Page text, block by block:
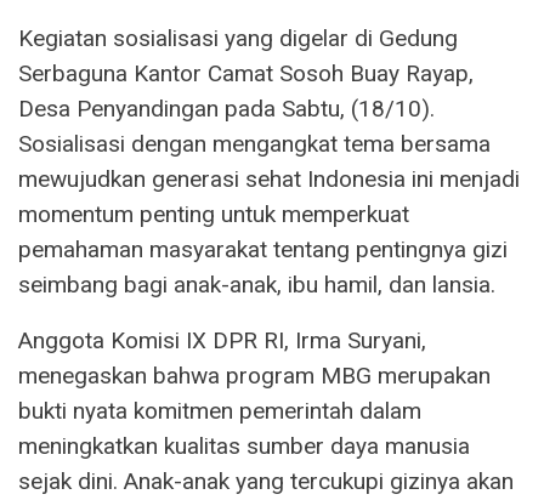
Kegiatan sosialisasi yang digelar di Gedung
Serbaguna Kantor Camat Sosoh Buay Rayap,
Desa Penyandingan pada Sabtu, (18/10).
Sosialisasi dengan mengangkat tema bersama
mewujudkan generasi sehat Indonesia ini menjadi
momentum penting untuk memperkuat
pemahaman masyarakat tentang pentingnya gizi
seimbang bagi anak-anak, ibu hamil, dan lansia.
Anggota Komisi IX DPR RI, Irma Suryani,
menegaskan bahwa program MBG merupakan
bukti nyata komitmen pemerintah dalam
meningkatkan kualitas sumber daya manusia
sejak dini. Anak-anak yang tercukupi gizinya akan